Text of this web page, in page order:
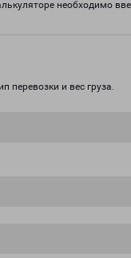
необходимо
перевозки и вес груза.